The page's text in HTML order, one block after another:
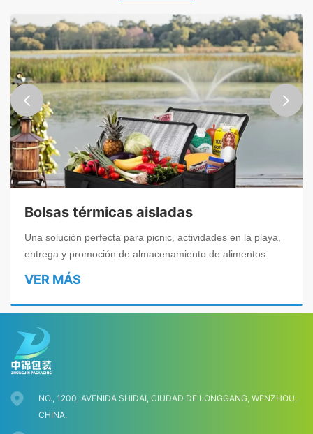
Bolsas térmicas aisladas
Una solución perfecta para picnic, actividades en la playa,
entrega y promoción de almacenamiento de alimentos.
VER MÁS
NO., 1200, AVENIDA SHIDAI, CIUDAD DE LONGGANG, WENZHOU,
CHINA.